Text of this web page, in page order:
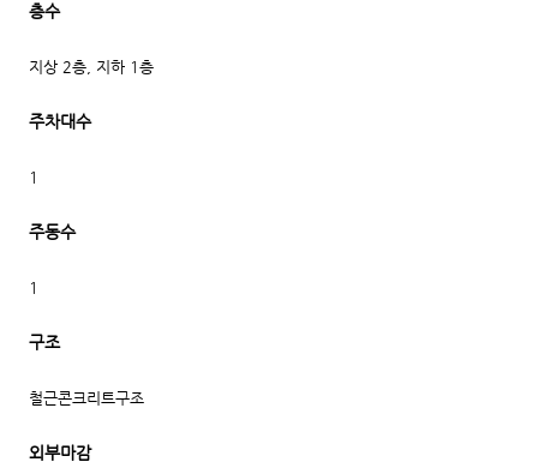
층수
지상 2층, 지하 1층
주차대수
1
주동수
1
구조
철근콘크리트구조
외부마감